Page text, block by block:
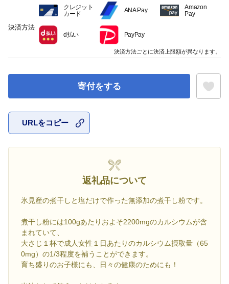
寄付をする
URLをコピー
返礼品について
氷見産の煮干しと塩だけで作った無添加の煮干し粉です。
煮干し粉には100gあたりおよそ2200mgのカルシウムが含
まれていて、
大さじ１杯で成人女性１日あたりのカルシウム摂取量（65
0mg）の1/3程度を補うことができます。
育ち盛りのお子様にも、日々の健康のためにも！
決済方法
クレジット
カード
ANA Pay
Amazon
Pay
d払い PayPay
決済方法ごとに決済上限額が異なります。